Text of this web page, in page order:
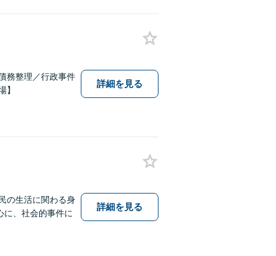
務整理／行政事件
】
詳細を見る
の生活に関わる身
に、社会的事件に
詳細を見る